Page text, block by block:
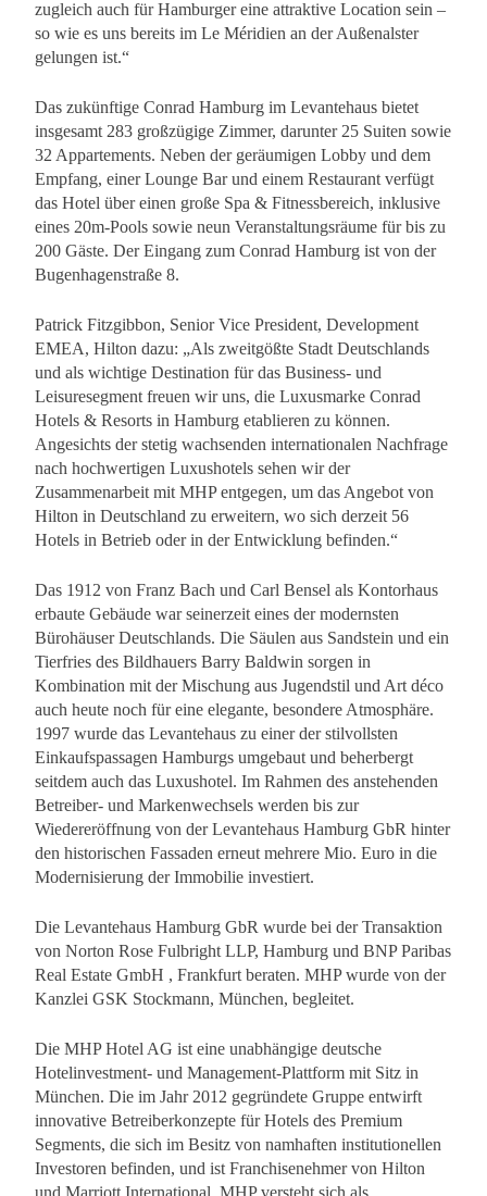
zugleich auch für Hamburger eine attraktive Location sein –
so wie es uns bereits im Le Méridien an der Außenalster
gelungen ist.“
Das zukünftige Conrad Hamburg im Levantehaus bietet
insgesamt 283 großzügige Zimmer, darunter 25 Suiten sowie
32 Appartements. Neben der geräumigen Lobby und dem
Empfang, einer Lounge Bar und einem Restaurant verfügt
das Hotel über einen große Spa & Fitnessbereich, inklusive
eines 20m-Pools sowie neun Veranstaltungsräume für bis zu
200 Gäste. Der Eingang zum Conrad Hamburg ist von der
Bugenhagenstraße 8.
Patrick Fitzgibbon, Senior Vice President, Development
EMEA, Hilton dazu: „Als zweitgößte Stadt Deutschlands
und als wichtige Destination für das Business- und
Leisuresegment freuen wir uns, die Luxusmarke Conrad
Hotels & Resorts in Hamburg etablieren zu können.
Angesichts der stetig wachsenden internationalen Nachfrage
nach hochwertigen Luxushotels sehen wir der
Zusammenarbeit mit MHP entgegen, um das Angebot von
Hilton in Deutschland zu erweitern, wo sich derzeit 56
Hotels in Betrieb oder in der Entwicklung befinden.“
Das 1912 von Franz Bach und Carl Bensel als Kontorhaus
erbaute Gebäude war seinerzeit eines der modernsten
Bürohäuser Deutschlands. Die Säulen aus Sandstein und ein
Tierfries des Bildhauers Barry Baldwin sorgen in
Kombination mit der Mischung aus Jugendstil und Art déco
auch heute noch für eine elegante, besondere Atmosphäre.
1997 wurde das Levantehaus zu einer der stilvollsten
Einkaufspassagen Hamburgs umgebaut und beherbergt
seitdem auch das Luxushotel. Im Rahmen des anstehenden
Betreiber- und Markenwechsels werden bis zur
Wiedereröffnung von der Levantehaus Hamburg GbR hinter
den historischen Fassaden erneut mehrere Mio. Euro in die
Modernisierung der Immobilie investiert.
Die Levantehaus Hamburg GbR wurde bei der Transaktion
von Norton Rose Fulbright LLP, Hamburg und BNP Paribas
Real Estate GmbH , Frankfurt beraten. MHP wurde von der
Kanzlei GSK Stockmann, München, begleitet.
Die MHP Hotel AG ist eine unabhängige deutsche
Hotelinvestment- und Management-Plattform mit Sitz in
München. Die im Jahr 2012 gegründete Gruppe entwirft
innovative Betreiberkonzepte für Hotels des Premium
Segments, die sich im Besitz von namhaften institutionellen
Investoren befinden, und ist Franchisenehmer von Hilton
und Marriott International. MHP versteht sich als